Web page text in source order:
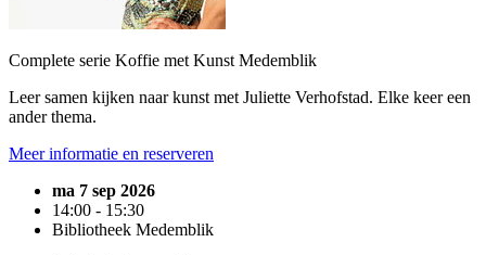
Complete serie Koffie met Kunst Medemblik
Leer samen kijken naar kunst met Juliette Verhofstad. Elke keer een
ander thema.
Meer informatie en reserveren
ma 7 sep 2026
14:00 - 15:30
Bibliotheek Medemblik